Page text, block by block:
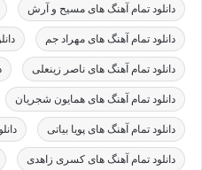
دانلود تمام آهنگ های مسیح و آرش
دانلود تمام آهنگ های مهراد جم
دانلود تمام آهنگ های ناصر زینعلی
دانلود تمام آهنگ های همایون شجریان
دانلود تمام آهنگ های پویا بیاتی
دانلود تمام آهنگ های کسری زاهدی